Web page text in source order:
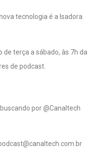
tecnologia é a Isadora
de terça a sábado, às 7h da
de podcast.
por @Canaltech